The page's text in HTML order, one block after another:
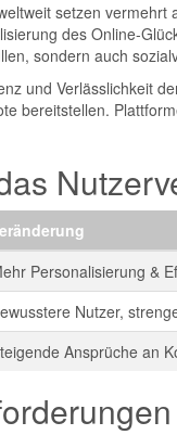
setzen
des Online-
sondern auch
und Verlässlichkeit
bereitstellen.
Personalisierung &
Nutzer,
Ansprüche an